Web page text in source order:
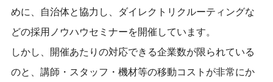
めに、自治体と協力し、ダイレクトリクルーティングな
どの採用ノウハウセミナーを開催しています。
しかし、開催あたりの対応できる企業数が限られている
のと、講師・スタッフ・機材等の移動コストが非常にか